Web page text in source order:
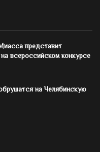
представит
всероссийском конкурсе
на Челябинскую